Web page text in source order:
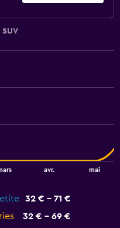
SUV
avr. mai
32 € - 71 €
32 € - 69 €